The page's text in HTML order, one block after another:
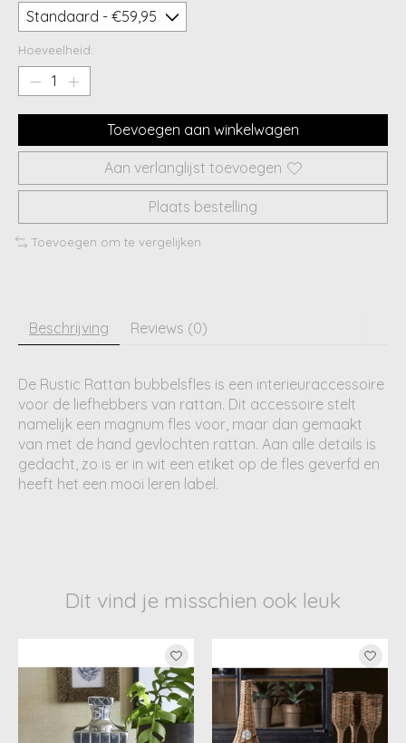
Hoeveelheid:
Toevoegen aan winkelwagen
Aan verlanglijst toevoegen
Plaats bestelling
Toevoegen om te vergelijken
Beschrijving Reviews (0)
De Rustic Rattan bubbelsfles is een interieuraccessoire
voor de liefhebbers van rattan. Dit accessoire stelt
namelijk een magnum fles voor, maar dan gemaakt
van met de hand gevlochten rattan. Aan alle details is
gedacht, zo is er in wit een etiket op de fles geverfd en
heeft het een mooi leren label.
Dit vind je misschien ook leuk
Items van productcarrousel